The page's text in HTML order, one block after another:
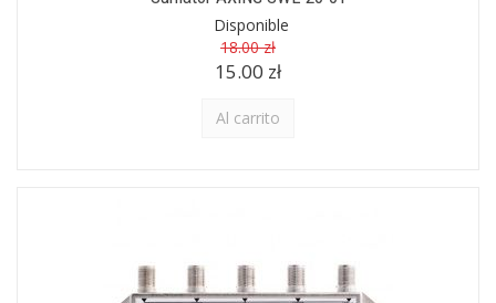
Disponible
18.00 zł
15.00 zł
Al carrito